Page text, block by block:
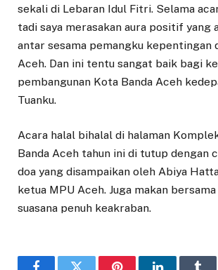
sekali di Lebaran Idul Fitri. Selama
tadi saya merasakan aura positif yang
antar sesama pemangku kepentingan
Aceh. Dan ini tentu sangat baik bagi
pembangunan Kota Banda Aceh
Tuanku.
Acara halal bihalal di halaman
Banda Aceh tahun ini di tutup dengan
doa yang disampaikan oleh Abiya
ketua MPU Aceh. Juga makan
suasana penuh keakraban.